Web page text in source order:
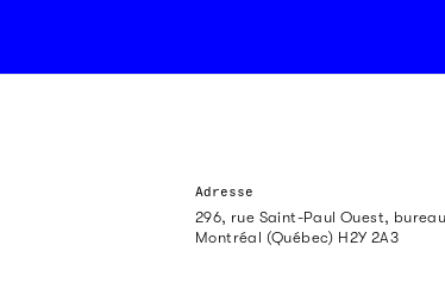
Adresse
296, rue Saint-Paul Ouest,
Montréal (Québec) H2Y 2A3